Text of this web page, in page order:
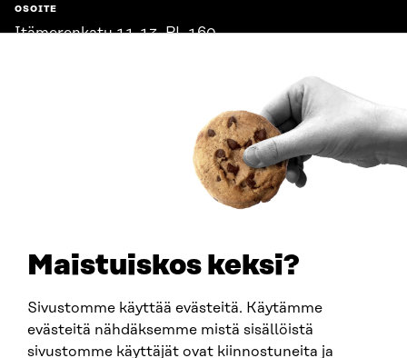
Maistuiskos keksi?
Sivustomme käyttää evästeitä. Käytämme
evästeitä nähdäksemme mistä sisällöistä
sivustomme käyttäjät ovat kiinnostuneita ja
OSOITE
Itämerenkatu 11-13, PL 160,
SITRA SOSIAALISESSA MEDIASSA